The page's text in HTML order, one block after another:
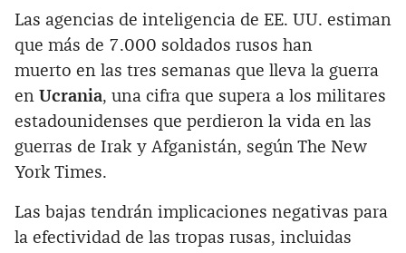
Las agencias de inteligencia de EE. UU. estiman
que más de 7.000 soldados rusos han
muerto en las tres semanas que lleva la guerra
en Ucrania, una cifra que supera a los militares
estadounidenses que perdieron la vida en las
guerras de Irak y Afganistán, según The New
York Times.
Las bajas tendrán implicaciones negativas para
la efectividad de las tropas rusas, incluidas